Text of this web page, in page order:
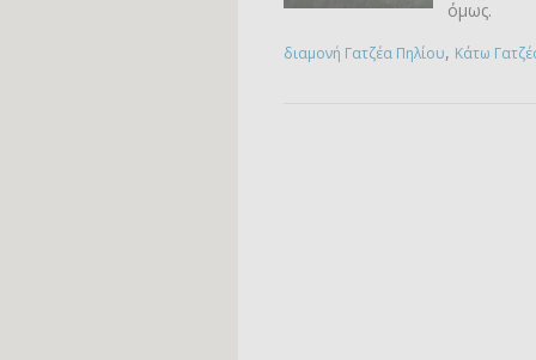
όμως.
διαμονή Γατζέα Πηλίου, Κάτω